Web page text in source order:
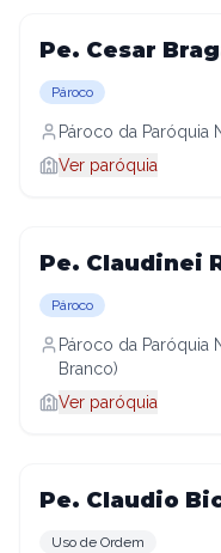
Pe. Cesar
Pároco
Pároco da Paróquia
Ver paróquia
Pe. Claudinei
Pároco
Pároco da Paróquia
Branco)
Ver paróquia
Pe. Claudio
Uso de Ordem